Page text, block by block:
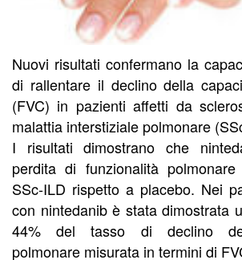
Nuovi risultati confermano la
di rallentare il declino della
(FVC) in pazienti affetti da
malattia interstiziale polmonare
I risultati dimostrano che
perdita di funzionalità
SSc-ILD rispetto a placebo. Nei
con nintedanib è stata dimostrata
44% del tasso di declino
polmonare misurata in termini di